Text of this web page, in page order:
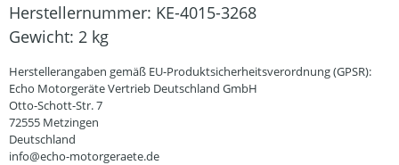
Herstellernummer: KE-4015-3268
Gewicht: 2 kg
Herstellerangaben gemäß EU-Produktsicherheitsverordnung (GPSR):
Echo Motorgeräte Vertrieb Deutschland GmbH
Otto-Schott-Str. 7
72555 Metzingen
Deutschland
info@echo-motorgeraete.de